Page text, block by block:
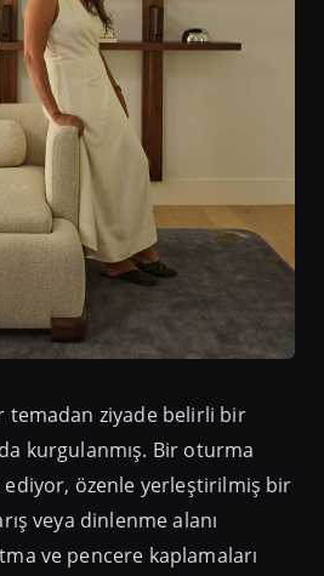
temadan ziyade belirli bir
kurgulanmış. Bir oturma
özenle yerleştirilmiş bir
veya dinlenme alanı
ve pencere kaplamaları